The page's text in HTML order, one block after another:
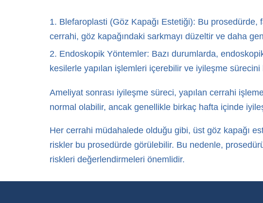
Blefaroplasti (Göz Kapağı Estetiği): Bu prosedürde,
cerrahi, göz kapağındaki sarkmayı düzeltir ve daha
Endoskopik Yöntemler: Bazı durumlarda,
kesilerle yapılan işlemleri içerebilir ve iyileşme sürecini
Ameliyat sonrası iyileşme süreci, yapılan cerrahi
normal olabilir, ancak genellikle birkaç hafta içinde
Her cerrahi müdahalede olduğu gibi, üst göz kapağı
riskler bu prosedürde görülebilir. Bu nedenle,
riskleri değerlendirmeleri önemlidir.